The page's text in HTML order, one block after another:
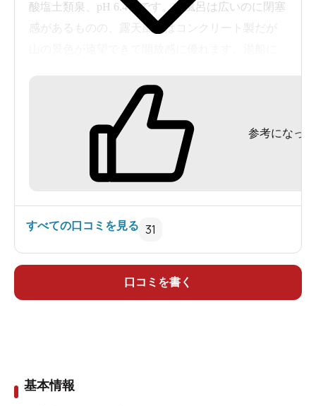
いらっしゃいませ。
え？！温かい源泉が出ない…？笑
酸塩土類泉、pH 6.4）です。内風呂は広いのに閉塞
感があるものの、露天風呂はコンクリート製だが
上がります。北海道で最も標高の高い温泉であり
遠く上富良野の町の光が眺められるだけでなく
（写真は駐車場から撮影）、泉質もなかなかのも
のです。ただし施設としての清潔感と快適さは今
ひとつ。800円はちょっと高いんじゃないでしょう
参考になった
すべての口コミを見る 31
口コミを書く
基本情報